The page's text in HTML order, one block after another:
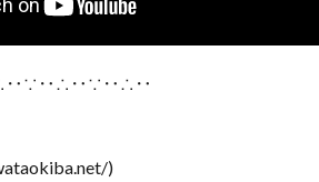
)